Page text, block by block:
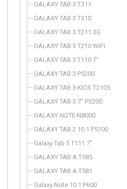
GALAXY TAB 3 T311
GALAXY TAB 3 T310
GALAXY TAB 3 T211 3G
GALAXY TAB 3 T210 WIFI
GALAXY TAB 3 T110 7"
GALAXY TAB 3 P5200
GALAXY TAB 3 KIDS T2105
GALAXY TAB 3 7" P3200
GALAXY NOTE N8000
GALAXY TAB 2 10.1 P5100
Galaxy Tab 3 T111 7"
GALAXY TAB A T585
GALAXY TAB A T581
Galaxy Note 10.1 P600